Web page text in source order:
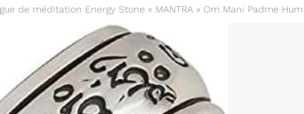
de méditation Energy Stone « MANTRA » Om Mani Padme